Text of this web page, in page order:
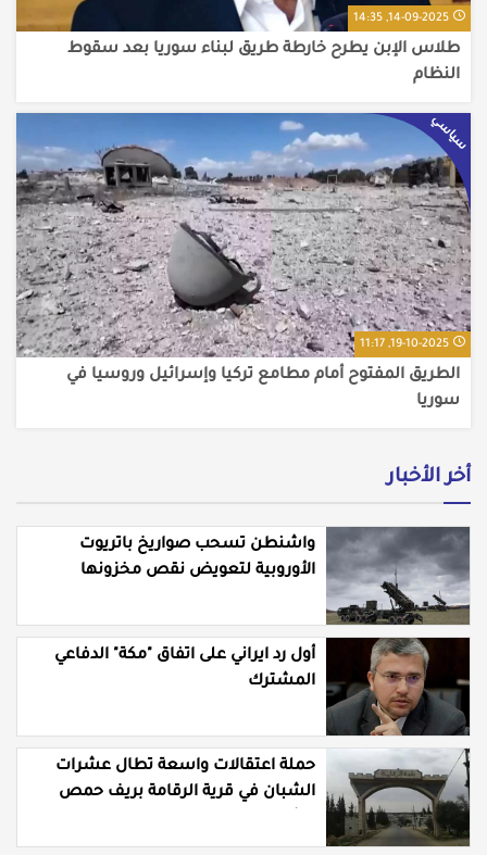
14-09-2025, 14:35
طلاس الإبن يطرح خارطة طريق لبناء سوريا بعد سقوط
النظام
سياسي
19-10-2025, 11:17
الطريق المفتوح أمام مطامع تركيا وإسرائيل وروسيا في
سوريا
أخر الأخبار
واشنطن تسحب صواريخ باتريوت
الأوروبية لتعويض نقص مخزونها
أول رد ايراني على اتفاق "مكة" الدفاعي
المشترك
حملة اعتقالات واسعة تطال عشرات
الشبان في قرية الرقامة بريف حمص